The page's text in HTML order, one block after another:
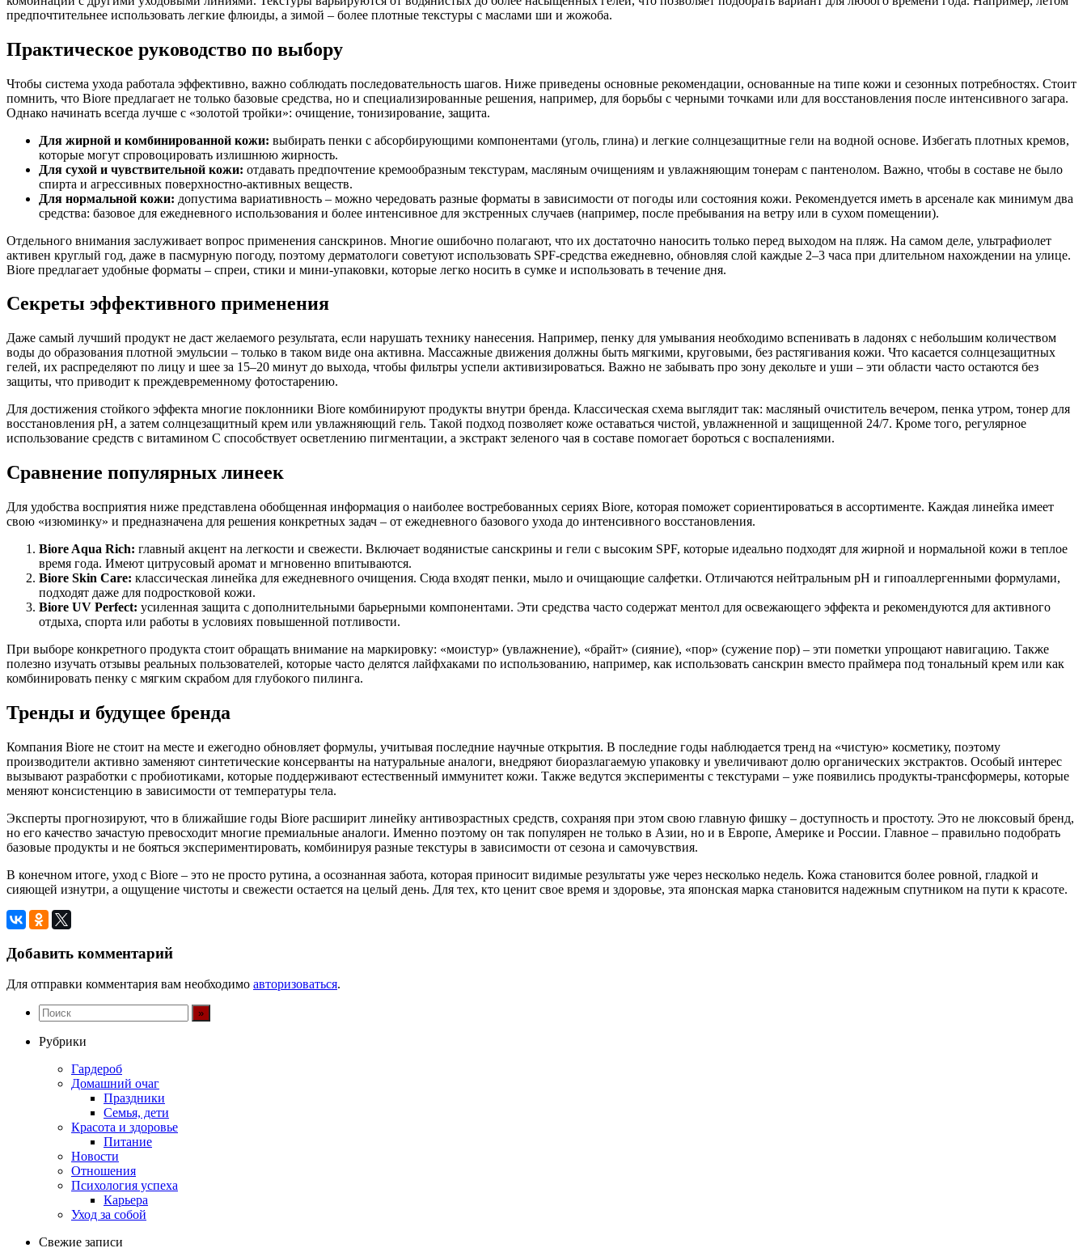
предпочтительнее использовать легкие флюиды, а зимой – более плотные текстуры с маслами ши и жожоба.
Практическое руководство по выбору
Чтобы система ухода работала эффективно, важно соблюдать последовательность шагов. Ниже приведены основные рекомендации, основанные на типе кожи и сезонных потребностях. Стоит
помнить, что Biore предлагает не только базовые средства, но и специализированные решения, например, для борьбы с черными точками или для восстановления после интенсивного загара.
Однако начинать всегда лучше с «золотой тройки»: очищение, тонизирование, защита.
Для жирной и комбинированной кожи: выбирать пенки с абсорбирующими компонентами (уголь, глина) и легкие солнцезащитные гели на водной основе. Избегать плотных кремов,
которые могут спровоцировать излишнюю жирность.
Для сухой и чувствительной кожи: отдавать предпочтение кремообразным текстурам, масляным очищениям и увлажняющим тонерам с пантенолом. Важно, чтобы в составе не было
спирта и агрессивных поверхностно-активных веществ.
Для нормальной кожи: допустима вариативность – можно чередовать разные форматы в зависимости от погоды или состояния кожи. Рекомендуется иметь в арсенале как минимум два
средства: базовое для ежедневного использования и более интенсивное для экстренных случаев (например, после пребывания на ветру или в сухом помещении).
Отдельного внимания заслуживает вопрос применения санскринов. Многие ошибочно полагают, что их достаточно наносить только перед выходом на пляж. На самом деле, ультрафиолет
активен круглый год, даже в пасмурную погоду, поэтому дерматологи советуют использовать SPF-средства ежедневно, обновляя слой каждые 2–3 часа при длительном нахождении на улице.
Biore предлагает удобные форматы – спреи, стики и мини-упаковки, которые легко носить в сумке и использовать в течение дня.
Секреты эффективного применения
Даже самый лучший продукт не даст желаемого результата, если нарушать технику нанесения. Например, пенку для умывания необходимо вспенивать в ладонях с небольшим количеством
воды до образования плотной эмульсии – только в таком виде она активна. Массажные движения должны быть мягкими, круговыми, без растягивания кожи. Что касается солнцезащитных
гелей, их распределяют по лицу и шее за 15–20 минут до выхода, чтобы фильтры успели активизироваться. Важно не забывать про зону декольте и уши – эти области часто остаются без
защиты, что приводит к преждевременному фотостарению.
Для достижения стойкого эффекта многие поклонники Biore комбинируют продукты внутри бренда. Классическая схема выглядит так: масляный очиститель вечером, пенка утром, тонер для
восстановления pH, а затем солнцезащитный крем или увлажняющий гель. Такой подход позволяет коже оставаться чистой, увлажненной и защищенной 24/7. Кроме того, регулярное
использование средств с витамином С способствует осветлению пигментации, а экстракт зеленого чая в составе помогает бороться с воспалениями.
Сравнение популярных линеек
Для удобства восприятия ниже представлена обобщенная информация о наиболее востребованных сериях Biore, которая поможет сориентироваться в ассортименте. Каждая линейка имеет
свою «изюминку» и предназначена для решения конкретных задач – от ежедневного базового ухода до интенсивного восстановления.
Biore Aqua Rich: главный акцент на легкости и свежести. Включает водянистые санскрины и гели с высоким SPF, которые идеально подходят для жирной и нормальной кожи в теплое
время года. Имеют цитрусовый аромат и мгновенно впитываются.
Biore Skin Care: классическая линейка для ежедневного очищения. Сюда входят пенки, мыло и очищающие салфетки. Отличаются нейтральным pH и гипоаллергенными формулами,
подходят даже для подростковой кожи.
Biore UV Perfect: усиленная защита с дополнительными барьерными компонентами. Эти средства часто содержат ментол для освежающего эффекта и рекомендуются для активного
отдыха, спорта или работы в условиях повышенной потливости.
При выборе конкретного продукта стоит обращать внимание на маркировку: «моистур» (увлажнение), «брайт» (сияние), «пор» (сужение пор) – эти пометки упрощают навигацию. Также
полезно изучать отзывы реальных пользователей, которые часто делятся лайфхаками по использованию, например, как использовать санскрин вместо праймера под тональный крем или как
комбинировать пенку с мягким скрабом для глубокого пилинга.
Тренды и будущее бренда
Компания Biore не стоит на месте и ежегодно обновляет формулы, учитывая последние научные открытия. В последние годы наблюдается тренд на «чистую» косметику, поэтому
производители активно заменяют синтетические консерванты на натуральные аналоги, внедряют биоразлагаемую упаковку и увеличивают долю органических экстрактов. Особый интерес
вызывают разработки с пробиотиками, которые поддерживают естественный иммунитет кожи. Также ведутся эксперименты с текстурами – уже появились продукты-трансформеры, которые
меняют консистенцию в зависимости от температуры тела.
Эксперты прогнозируют, что в ближайшие годы Biore расширит линейку антивозрастных средств, сохраняя при этом свою главную фишку – доступность и простоту. Это не люксовый бренд,
но его качество зачастую превосходит многие премиальные аналоги. Именно поэтому он так популярен не только в Азии, но и в Европе, Америке и России. Главное – правильно подобрать
базовые продукты и не бояться экспериментировать, комбинируя разные текстуры в зависимости от сезона и самочувствия.
В конечном итоге, уход с Biore – это не просто рутина, а осознанная забота, которая приносит видимые результаты уже через несколько недель. Кожа становится более ровной, гладкой и
сияющей изнутри, а ощущение чистоты и свежести остается на целый день. Для тех, кто ценит свое время и здоровье, эта японская марка становится надежным спутником на пути к красоте.
Добавить комментарий
Для отправки комментария вам необходимо авторизоваться.
Рубрики
Гардероб
Домашний очаг
Праздники
Семья, дети
Красота и здоровье
Питание
Новости
Отношения
Психология успеха
Карьера
Уход за собой
Свежие записи